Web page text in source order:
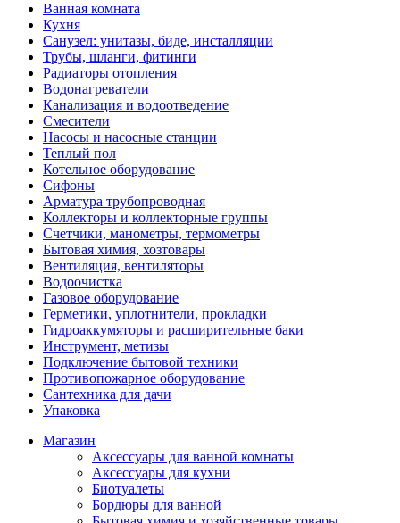
Ванная комната
Кухня
Санузел: унитазы, биде, инсталляции
Трубы, шланги, фитинги
Радиаторы отопления
Водонагреватели
Канализация и водоотведение
Смесители
Насосы и насосные станции
Теплый пол
Котельное оборудование
Сифоны
Арматура трубопроводная
Коллекторы и коллекторные группы
Счетчики, манометры, термометры
Бытовая химия, хозтовары
Вентиляция, вентиляторы
Водоочистка
Газовое оборудование
Герметики, уплотнители, прокладки
Гидроаккумяторы и расширительные баки
Инструмент, метизы
Подключение бытовой техники
Противопожарное оборудование
Сантехника для дачи
Упаковка
Магазин
Аксессуары для ванной комнаты
Аксессуары для кухни
Биотуалеты
Бордюры для ванной